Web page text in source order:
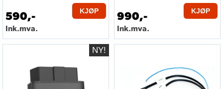
590,-
Ink.mva.
KJØP 990,-
Ink.mva.
KJØP